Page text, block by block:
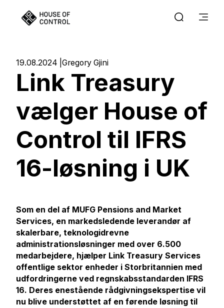
19.08.2024 Gregory Gjini
Link Treasury
vælger House of
Control til IFRS
16-løsning i UK
Som en del af MUFG Pensions and Market
Services, en markedsledende leverandør af
skalerbare, teknologidrevne
administrationsløsninger med over 6.500
medarbejdere, hjælper Link Treasury Services
offentlige sektor enheder i Storbritannien med
udfordringerne ved regnskabsstandarden IFRS
16. Deres enestående rådgivningsekspertise vil
nu blive understøttet af en førende løsning til